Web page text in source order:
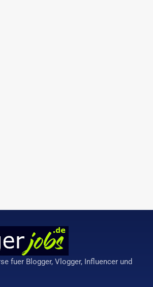
fuer Blogger, Vlogger, Influencer und